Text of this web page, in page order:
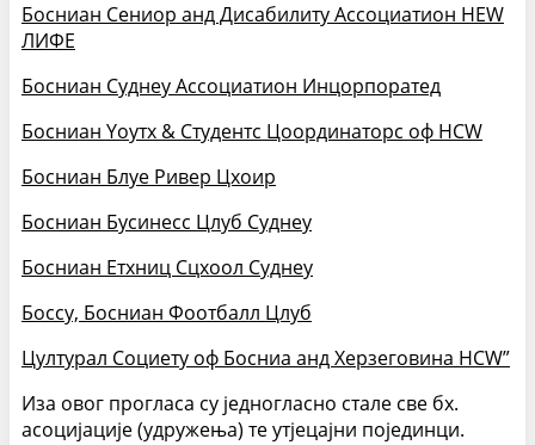
Босниан Сениор анд Дисабилитy Ассоциатион НЕW
ЛИФЕ
Босниан Сyднеy Ассоциатион Инцорпоратед
Босниан Yоутх & Студентс Цоординаторс оф НСW
Босниан Блуе Ривер Цхоир
Босниан Бусинесс Цлуб Сyднеy
Босниан Етхниц Сцхоол Сyднеy
Боссy, Босниан Фоотбалл Цлуб
Цултурал Социетy оф Босниа анд Херзеговина НСW”
Иза овог прогласа су једногласно стале све бх.
асоцијације (удружења) те утјецајни појединци.